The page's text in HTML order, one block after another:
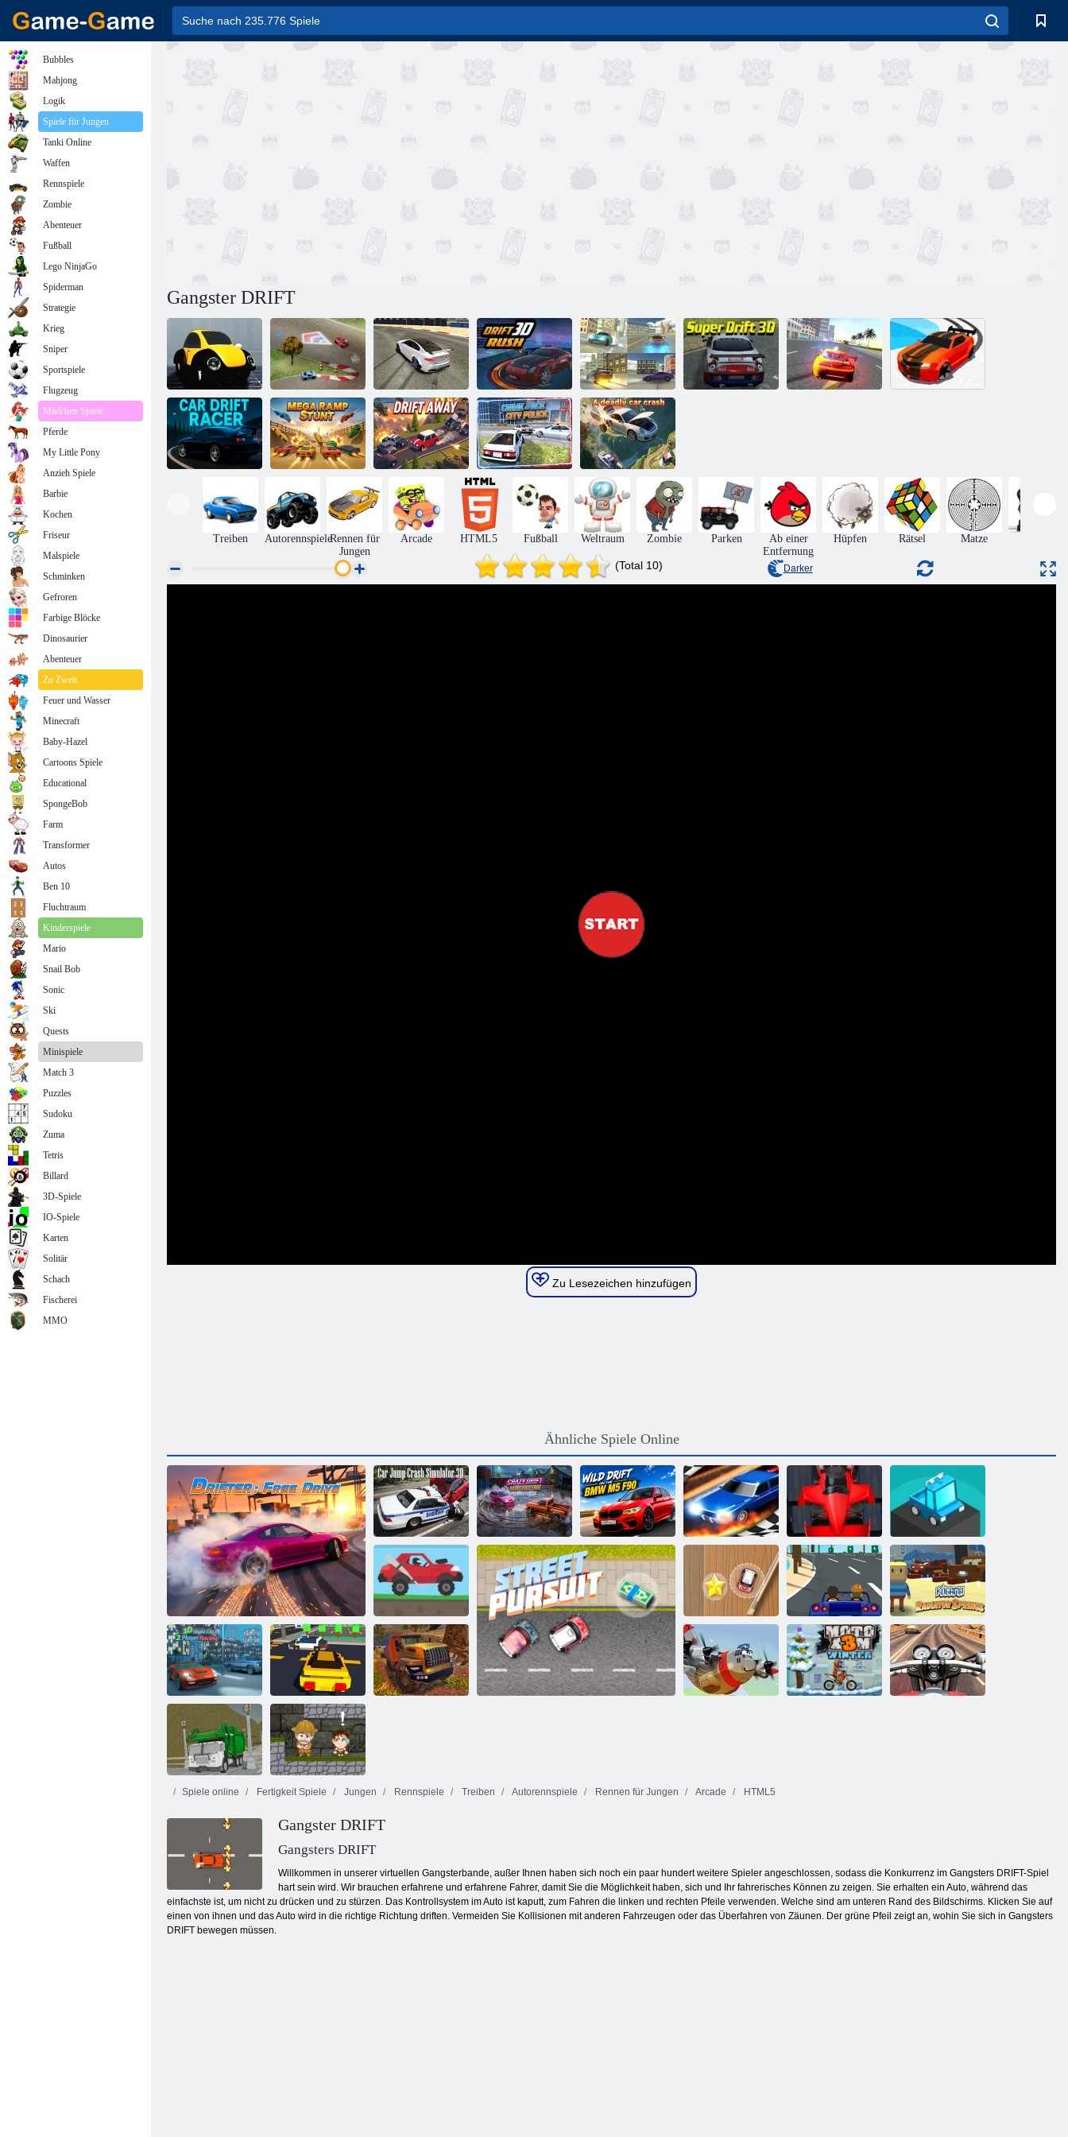
Gangster DRIFT
Kurze Drift
Drift Cup
Racing
Sportwagen-
Drift
Drift Rush 3d Supra Drift 3d
Auto-Drift-
Rennfahrer
Mega-Ramp-
Stunt
Wegtreiben
Kriminal - und
Vize-Stadtpolizei
Ein tödlicher
Autounfall
Treiben AutorennspieleRennen für
Jungen
Arcade HTML5 Fußball Weltraum Zombie Parken
Ab einer
Entfernung
Hüpfen Rätsel Matze
(Total 10) Darker
Zu Lesezeichen hinzufügen
Ähnliche Spiele Online
Drifter: Freie Fahrt
Auto-Sprung-
Crash-Simulator
3D
Crazy Drift Rain
Challenge
Wilder Drift auf
dem BMW M5
F90
Race 3d ziehen Formel -Fieber Block- Racer
Bergauf renn 2
Mini Rennen-
Ansturm
Thug-
Rennfahrer
Kogama:
Kühlerfedern
3D Night City 2
Spielerrennen
Lego-
Superhelden-
Rennen
LKW-Abfall
Inca Abenteuer
Spiele online Fertigkeit Spiele Jungen Rennspiele Treiben Autorennspiele Rennen für Jungen Arcade HTML5
Gangster DRIFT
Gangsters DRIFT
Willkommen in unserer virtuellen Gangsterbande, außer Ihnen haben sich noch ein paar hundert weitere Spieler angeschlossen, sodass die Konkurrenz im Gangsters DRIFT-Spiel
hart sein wird. Wir brauchen erfahrene und erfahrene Fahrer, damit Sie die Möglichkeit haben, sich und Ihr fahrerisches Können zu zeigen. Sie erhalten ein Auto, während das
einfachste ist, um nicht zu drücken und zu stürzen. Das Kontrollsystem im Auto ist kaputt, zum Fahren die linken und rechten Pfeile verwenden. Welche sind am unteren Rand des Bildschirms. Klicken Sie auf
einen von ihnen und das Auto wird in die richtige Richtung driften. Vermeiden Sie Kollisionen mit anderen Fahrzeugen oder das Überfahren von Zäunen. Der grüne Pfeil zeigt an, wohin Sie sich in Gangsters
DRIFT bewegen müssen.
Bubbles
Mahjong
Logik
Spiele für Jungen
Tanki Online
Waffen
Rennspiele
Zombie
Abenteuer
Fußball
Lego NinjaGo
Spiderman
Strategie
Krieg
Sniper
Sportspiele
Flugzeug
Mädchen Spiele
Pferde
My Little Pony
Anzieh Spiele
Barbie
Kochen
Friseur
Malspiele
Schminken
Gefroren
Farbige Blöcke
Dinosaurier
Abenteuer
Zu Zweit
Feuer und Wasser
Minecraft
Baby-Hazel
Cartoons Spiele
Educational
SpongeBob
Farm
Transformer
Autos
Ben 10
Fluchtraum
Kinderspiele
Mario
Snail Bob
Sonic
Ski
Quests
Minispiele
Match 3
Puzzles
Sudoku
Zuma
Tetris
Billard
3D-Spiele
IO-Spiele
Karten
Solitär
Schach
Fischerei
MMO